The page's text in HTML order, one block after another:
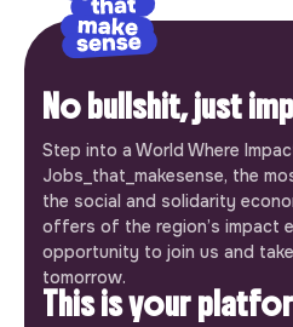
No bullshit, just
Step into a World Where
Jobs_that_makesense, the
the social and solidarity
offers of the region’s impact
opportunity to join us and
tomorrow.
This is your